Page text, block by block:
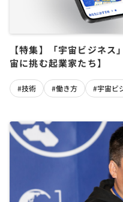
【特集】「宇宙ビジネ
宙に挑む起業家たち】
#技術 #働き方 #宇宙ビ